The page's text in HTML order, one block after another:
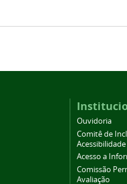
Ouvidoria
Comitê de
Acessibilidade
Acesso a
Comissão
Avaliação